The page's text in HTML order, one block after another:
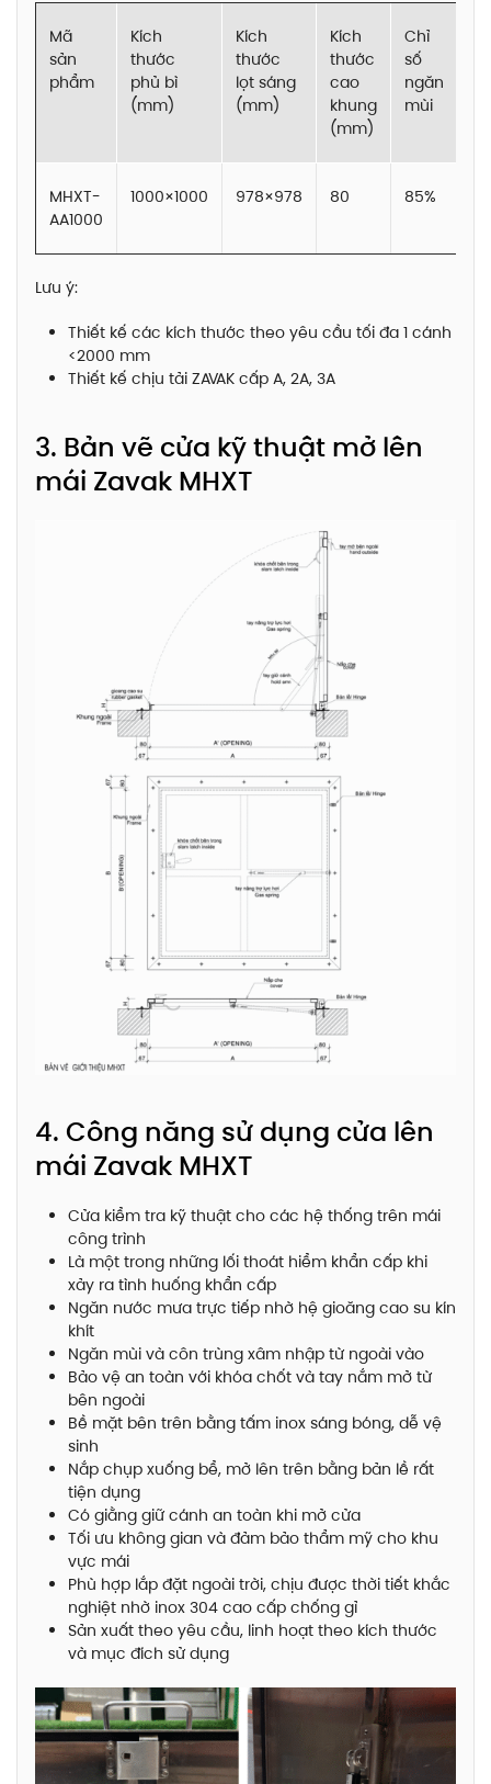
Mã
sản
phẩm
Kích
thước
phủ bì
(mm)
Kích
thước
lọt sáng
(mm)
Kích
thước
cao
khung
(mm)
Chỉ
số
ngăn
mùi
MHXT-
AA1000
1000×1000 978×978 80 85%
Lưu ý:
Thiết kế các kích thước theo yêu cầu tối đa 1 cánh
<2000 mm
Thiết kế chịu tải ZAVAK cấp A, 2A, 3A
3. Bản vẽ cửa kỹ thuật mở lên
mái Zavak MHXT
4. Công năng sử dụng cửa lên
mái Zavak MHXT
Cửa kiểm tra kỹ thuật cho các hệ thống trên mái
công trình
Là một trong những lối thoát hiểm khẩn cấp khi
xảy ra tình huống khẩn cấp
Ngăn nước mưa trực tiếp nhờ hệ gioăng cao su kín
khít
Ngăn mùi và côn trùng xâm nhập từ ngoài vào
Bảo vệ an toàn với khóa chốt và tay nắm mở từ
bên ngoài
Bề mặt bên trên bằng tấm inox sáng bóng, dễ vệ
sinh
Nắp chụp xuống bể, mở lên trên bằng bản lề rất
tiện dụng
Có giằng giữ cánh an toàn khi mở cửa
Tối ưu không gian và đảm bảo thẩm mỹ cho khu
vực mái
Phù hợp lắp đặt ngoài trời, chịu được thời tiết khắc
nghiệt nhờ inox 304 cao cấp chống gỉ
Sản xuất theo yêu cầu, linh hoạt theo kích thước
và mục đích sử dụng